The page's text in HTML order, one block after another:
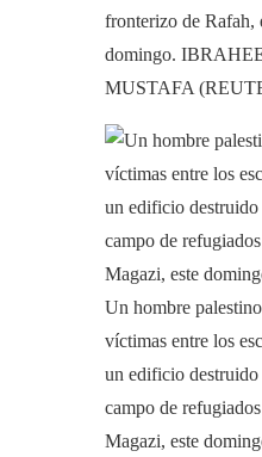
fronterizo de Rafah,
domingo.
MUSTAFA
Un hombre
víctimas entre los
un edificio destruido
campo de
Magazi, este